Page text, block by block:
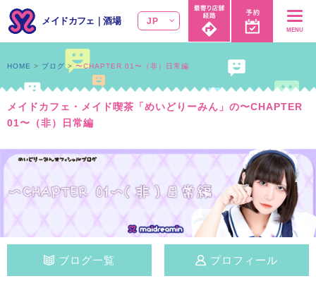
メイドカフェ ｜酒場 JP
MENU
メイドカフェ・メイド喫茶「めいどりーみん」の〜CHAPTER
01〜（非）日常編
HOME ブログ 〜CHAPTER 01〜（非）日常編
ブログ一覧 プロフィール